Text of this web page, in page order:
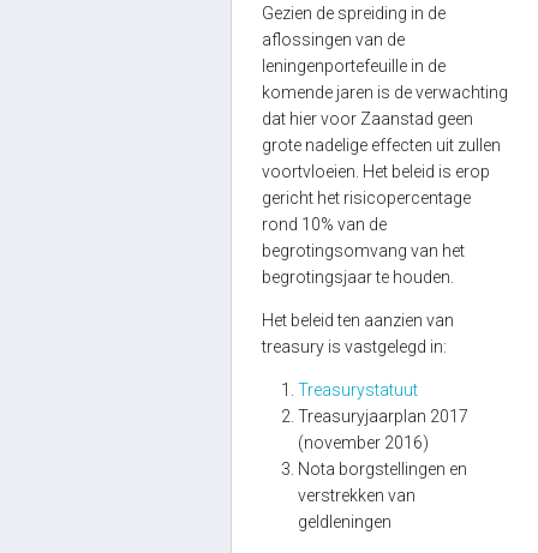
Gezien de spreiding in de
aflossingen van de
leningenportefeuille in de
komende jaren is de verwachting
dat hier voor Zaanstad geen
grote nadelige effecten uit zullen
voortvloeien. Het beleid is erop
gericht het risicopercentage
rond 10% van de
begrotingsomvang van het
begrotingsjaar te houden.
Het beleid ten aanzien van
treasury is vastgelegd in:
Treasurystatuut
Treasuryjaarplan 2017
(november 2016)
Nota borgstellingen en
verstrekken van
geldleningen